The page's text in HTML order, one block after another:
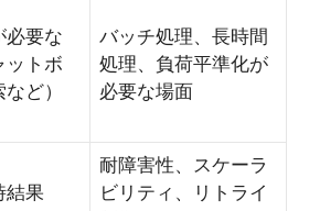
必要な
ットボ
ど）
バッチ処理、長時間
処理、負荷平準化が
必要な場面
結果
耐障害性、スケーラ
ビリティ、リトライ